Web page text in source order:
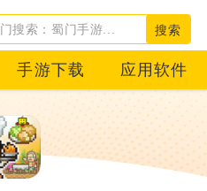
搜索
手游下载 应用软件